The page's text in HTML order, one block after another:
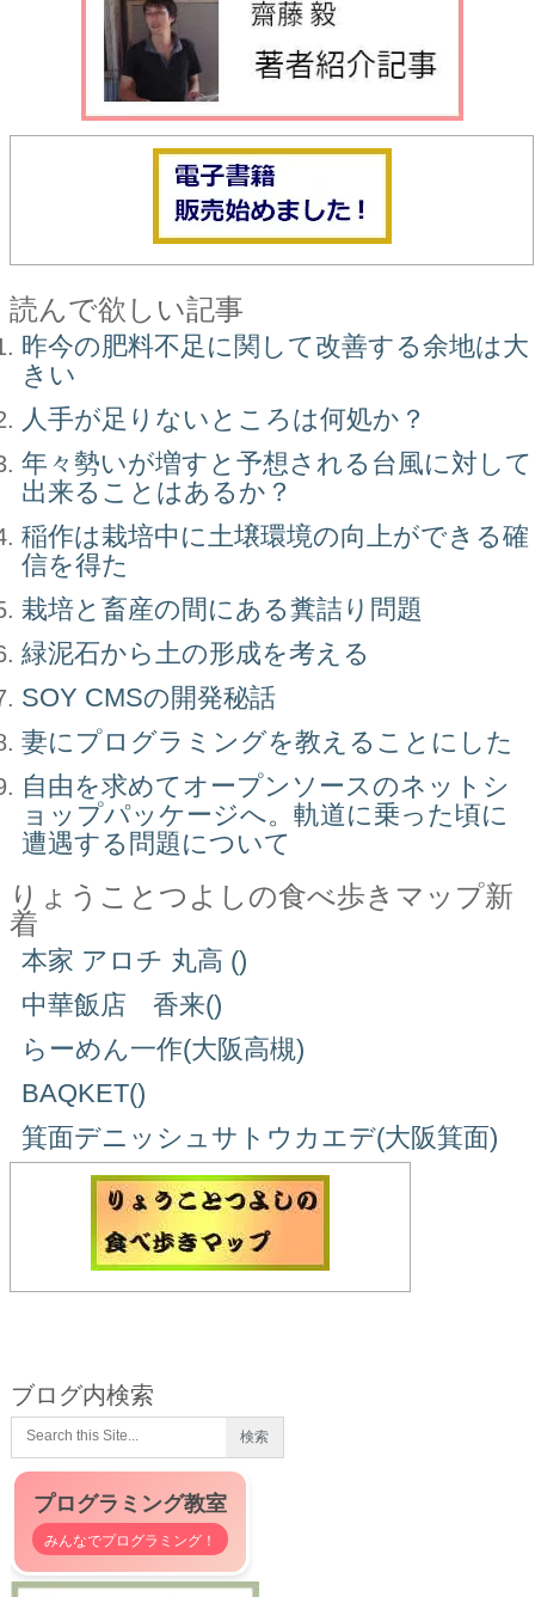
読んで欲しい記事
昨今の肥料不足に関して改善する余地は大
きい
人手が足りないところは何処か？
年々勢いが増すと予想される台風に対して
出来ることはあるか？
稲作は栽培中に土壌環境の向上ができる確
信を得た
栽培と畜産の間にある糞詰り問題
緑泥石から土の形成を考える
SOY CMSの開発秘話
妻にプログラミングを教えることにした
自由を求めてオープンソースのネットシ
ョップパッケージへ。軌道に乗った頃に
遭遇する問題について
りょうことつよしの食べ歩きマップ新
着
本家 アロチ 丸高 ()
中華飯店 香来()
らーめん一作(大阪高槻)
BAQKET()
箕面デニッシュサトウカエデ(大阪箕面)
ブログ内検索
プログラミング教室
みんなでプログラミング！